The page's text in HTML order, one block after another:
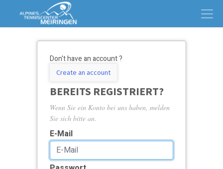
Don't have an account ?
Create an account
BEREITS REGISTRIERT?
Wenn Sie ein Konto bei uns haben, melden
Sie sich bitte an.
E-Mail